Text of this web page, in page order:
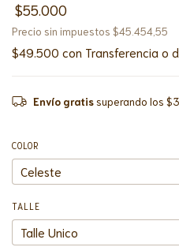
$55.000
Precio sin impuestos $45.454,55
$49.500 con Transferencia o
Envío gratissuperando los
COLOR
TALLE